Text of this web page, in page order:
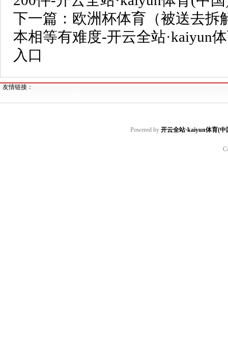
下一篇： 欧洲杯体育（被送去拆
本相等有难度-开云全站·kaiyun
入口
友情链接：
Powered by 开云全站·kaiyun体育(